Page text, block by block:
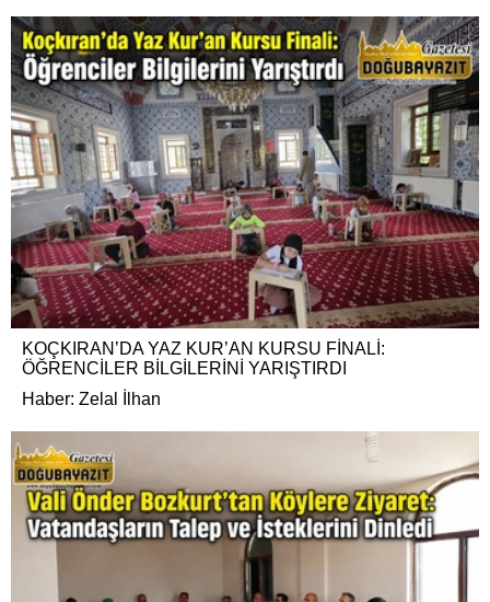
KOÇKIRAN’DA YAZ KUR’AN KURSU FİNALİ:
ÖĞRENCİLER BİLGİLERİNİ YARIŞTIRDI
Haber: Zelal İlhan